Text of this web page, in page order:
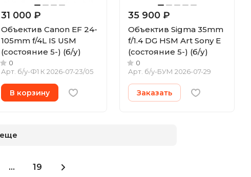
31 000 ₽
Объектив Canon EF 24-
105mm f/4L IS USM
(состояние 5-) (б/у)
0
Арт. б/у-Ф1 К 2026-07-23/05
В корзину
35 900 ₽
Объектив Sigma 35mm
f/1.4 DG HSM Art Sony E
(состояние 5-) (б/у)
0
Арт. б/у-БУМ 2026-07-29
Заказать
еще
... 19